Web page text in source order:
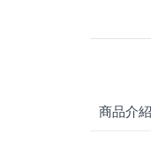
商品介紹